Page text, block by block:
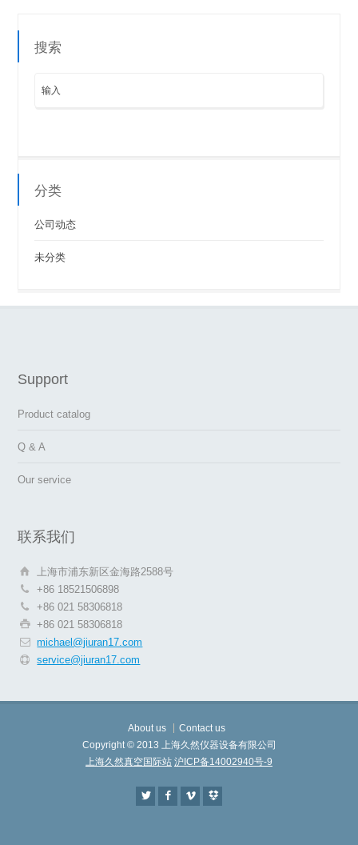
搜索
分类
公司动态
未分类
Support
Product catalog
Q & A
Our service
联系我们
上海市浦东新区金海路2588号
+86 18521506898
+86 021 58306818
+86 021 58306818
michael@jiuran17.com
service@jiuran17.com
About us
Contact us
Copyright © 2013 上海久然仪器设备有限公司
上海久然真空国际站 沪ICP备14002940号-9